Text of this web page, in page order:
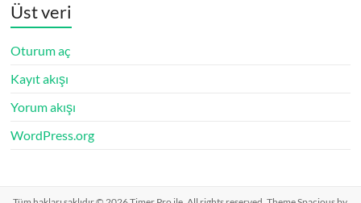
Üst veri
Oturum aç
Kayıt akışı
Yorum akışı
WordPress.org